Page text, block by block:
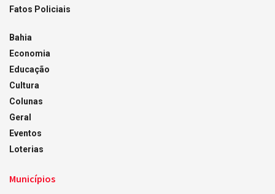
Fatos Policiais
Bahia
Economia
Educação
Cultura
Colunas
Geral
Eventos
Loterias
Municípios